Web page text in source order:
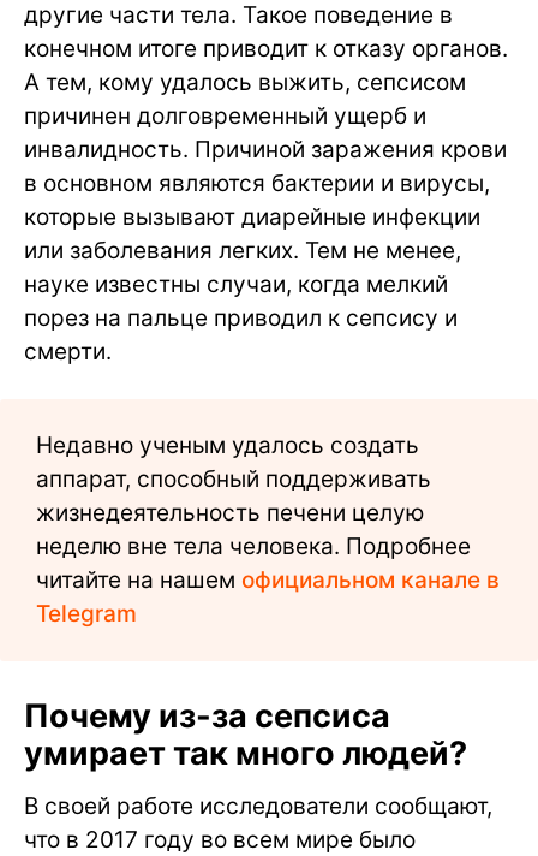
другие части тела. Такое поведение в
конечном итоге приводит к отказу органов.
А тем, кому удалось выжить, сепсисом
причинен долговременный ущерб и
инвалидность. Причиной заражения крови
в основном являются бактерии и вирусы,
которые вызывают диарейные инфекции
или заболевания легких. Тем не менее,
науке известны случаи, когда мелкий
порез на пальце приводил к сепсису и
смерти.
Недавно ученым удалось создать
аппарат, способный поддерживать
жизнедеятельность печени целую
неделю вне тела человека. Подробнее
читайте на нашем официальном канале в
Telegram
Почему из-за сепсиса
умирает так много людей?
В своей работе исследователи сообщают,
что в 2017 году во всем мире было